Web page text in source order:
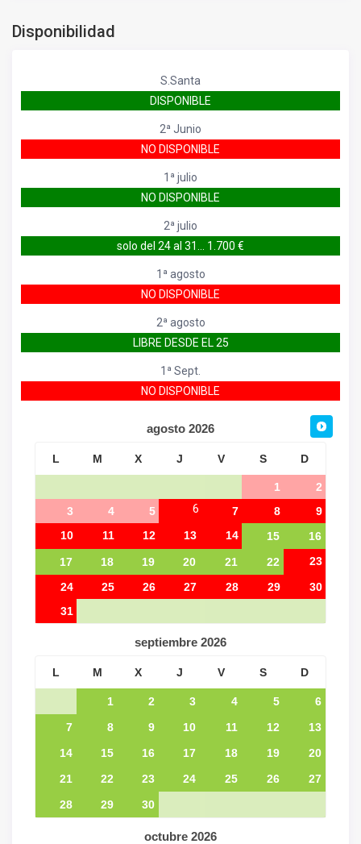
Disponibilidad
S.Santa
DISPONIBLE
2ª Junio
NO DISPONIBLE
1ª julio
NO DISPONIBLE
2ª julio
solo del 24 al 31... 1.700 €
1ª agosto
NO DISPONIBLE
2ª agosto
LIBRE DESDE EL 25
1ª Sept.
NO DISPONIBLE
agosto 2026
L M X J V S D
1
2
3
4 5 6 7 8
9
10
11 12 13 14 15
16
17
18 19 20 21 22
23
24
25 26 27 28 29
30
31
septiembre 2026
L M X J V S D
1 2 3 4 5
6
7
8 9 10 11 12
13
14
15 16 17 18 19
20
21
22 23 24 25 26
27
28
29 30
octubre 2026